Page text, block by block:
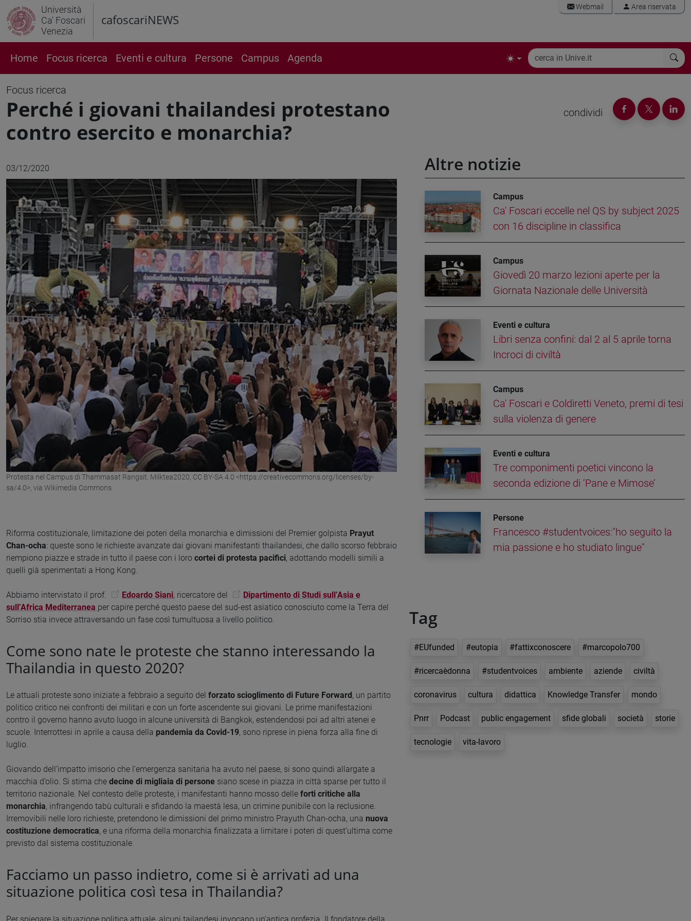
Università
Ca' Foscari
Venezia
cafoscariNEWS
Webmail Area riservata
Home Focus ricerca Eventi e cultura Persone Campus Agenda
Focus ricerca
Perché i giovani thailandesi protestano
contro esercito e monarchia?
condividi
03/12/2020
Protesta nel Campus di Thammasat Rangsit. Milktea2020, CC BY-SA 4.0 <https://creativecommons.org/licenses/by-
sa/4.0>, via Wikimedia Commons
Riforma costituzionale, limitazione dei poteri della monarchia e dimissioni del Premier golpista Prayut
Chan-ocha: queste sono le richieste avanzate dai giovani manifestanti thailandesi, che dallo scorso febbraio
riempiono piazze e strade in tutto il paese con i loro cortei di protesta pacifici, adottando modelli simili a
quelli già sperimentati a Hong Kong.
Abbiamo intervistato il prof. Edoardo Siani, ricercatore del
Dipartimento di Studi sull’Asia e
sull’Africa Mediterranea per capire perché questo paese del sud-est asiatico conosciuto come la Terra del
Sorriso stia invece attraversando un fase così tumultuosa a livello politico.
Come sono nate le proteste che stanno interessando la
Thailandia in questo 2020?
Le attuali proteste sono iniziate a febbraio a seguito del forzato scioglimento di Future Forward , un partito
politico critico nei confronti dei militari e con un forte ascendente sui giovani. Le prime manifestazioni
contro il governo hanno avuto luogo in alcune università di Bangkok, estendendosi poi ad altri atenei e
scuole. Interrottesi in aprile a causa della pandemia da Covid-19, sono riprese in piena forza alla fine di
luglio.
Giovando dell’impatto irrisorio che l’emergenza sanitaria ha avuto nel paese, si sono quindi allargate a
macchia d’olio. Si stima che decine di migliaia di persone siano scese in piazza in città sparse per tutto il
territorio nazionale. Nel contesto delle proteste, i manifestanti hanno mosso delle forti critiche alla
monarchia, infrangendo tabù culturali e sfidando la maestà lesa, un crimine punibile con la reclusione.
Irremovibili nelle loro richieste, pretendono le dimissioni del primo ministro Prayuth Chan-ocha, una nuova
costituzione democratica, e una riforma della monarchia finalizzata a limitare i poteri di quest’ultima come
previsto dal sistema costituzionale.
Facciamo un passo indietro, come si è arrivati ad una
situazione politica così tesa in Thailandia?
Altre notizie
Campus
Ca' Foscari eccelle nel QS by subject 2025
con 16 discipline in classifica
Campus
Giovedì 20 marzo lezioni aperte per la
Giornata Nazionale delle Università
Eventi e cultura
Libri senza confini: dal 2 al 5 aprile torna
Incroci di civiltà
Campus
Ca' Foscari e Coldiretti Veneto, premi di tesi
sulla violenza di genere
Eventi e cultura
Tre componimenti poetici vincono la
seconda edizione di ‘Pane e Mimose’
Persone
Francesco #studentvoices:"ho seguito la
mia passione e ho studiato lingue"
Tag
#EUfunded #eutopia #fattixconoscere #marcopolo700
#ricercaèdonna #studentvoices ambiente aziende civiltà
coronavirus cultura didattica Knowledge Transfer mondo
Pnrr Podcast public engagement sfide globali società storie
tecnologie vita-lavoro